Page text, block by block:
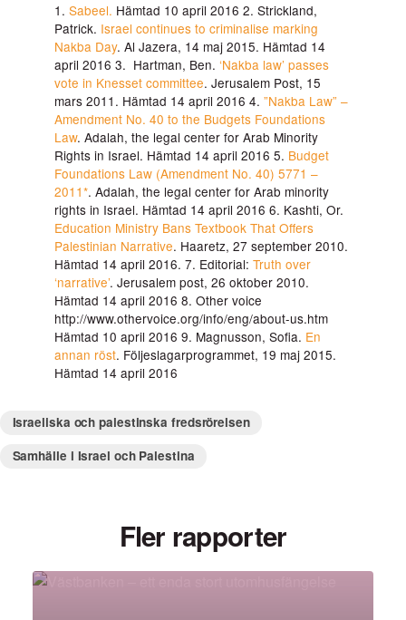
1. Sabeel. Hämtad 10 april 2016 2. Strickland,
Patrick. Israel continues to criminalise marking
Nakba Day. Al Jazera, 14 maj 2015. Hämtad 14
april 2016 3. Hartman, Ben. ‘Nakba law’ passes
vote in Knesset committee. Jerusalem Post, 15
mars 2011. Hämtad 14 april 2016 4. ”Nakba Law” –
Amendment No. 40 to the Budgets Foundations
Law. Adalah, the legal center for Arab Minority
Rights in Israel. Hämtad 14 april 2016 5. Budget
Foundations Law (Amendment No. 40) 5771 –
2011*. Adalah, the legal center for Arab minority
rights in Israel. Hämtad 14 april 2016 6. Kashti, Or.
Education Ministry Bans Textbook That Offers
Palestinian Narrative. Haaretz, 27 september 2010.
Hämtad 14 april 2016. 7. Editorial: Truth over
‘narrative’. Jerusalem post, 26 oktober 2010.
Hämtad 14 april 2016 8. Other voice
http://www.othervoice.org/info/eng/about-us.htm
Hämtad 10 april 2016 9. Magnusson, Sofia. En
annan röst. Följeslagarprogrammet, 19 maj 2015.
Hämtad 14 april 2016
Israeliska och palestinska fredsrörelsen
Samhälle i Israel och Palestina
Fler rapporter